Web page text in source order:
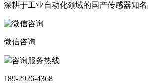
深耕于工业自动化领域的国产传感器知
微信咨询
咨询服务热线
189-2926-4368